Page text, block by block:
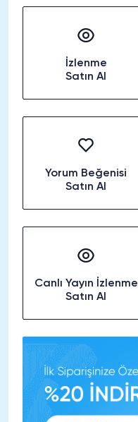
İzlenme
Satın Al
Yorum Beğenisi
Satın Al
Canlı Yayın İzlenme
Satın Al